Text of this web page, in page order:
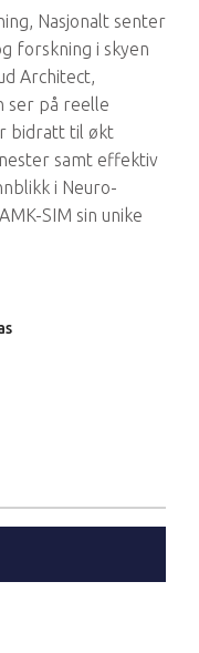
Nasjonalt senter
forskning i skyen
Architect,
ser på reelle
bidratt til økt
samt effektiv
i Neuro-
SIM sin unike